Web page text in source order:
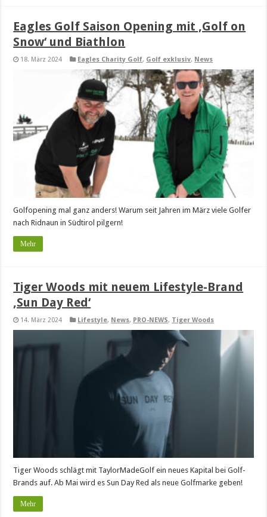
Eagles Golf Saison Opening mit ‚Golf on
Snow‘ und Biathlon
18. März 2024 Eagles Charity Golf, Golf exklusiv, News
Golfopening mal ganz anders! Warum seit Jahren im März viele Golfer
nach Ridnaun in Südtirol pilgern!
Mehr
Tiger Woods mit neuem Lifestyle-Brand
‚Sun Day Red‘
14. März 2024 Lifestyle, News, PRO-NEWS, Tiger Woods
Tiger Woods schlägt mit TaylorMadeGolf ein neues Kapital bei Golf-
Brands auf. Ab Mai wird es Sun Day Red als neue Golfmarke geben!
Mehr